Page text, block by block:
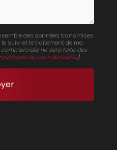
des données transmises
suivi et le traitement de ma
ne sera faite des
politique de confidentialité)